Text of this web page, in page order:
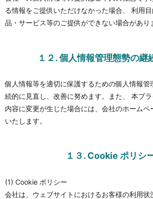
る情報をご提供いただけなかった場合、 利用
品・サービス等のご提供ができない場合があり
１２. 個人情報管理態勢の継
個人情報等を適切に保護するための個人情報管
続的に見直し、改善に努めます。また、 本プ
内容に変更が生じた場合には、会社のホームペ
いたします。
１３. Cookie ポリシ
(1) Cookie ポリシー
会社は、ウェブサイトにおけるお客様の利用状